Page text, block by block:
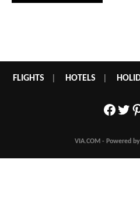
FLIGHTS HOTELS
VIA.COM - Powered